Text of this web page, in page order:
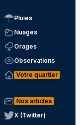
Pluies
Nuages
Orages
Observations
Votre quartier
Nos articles
X (Twitter)